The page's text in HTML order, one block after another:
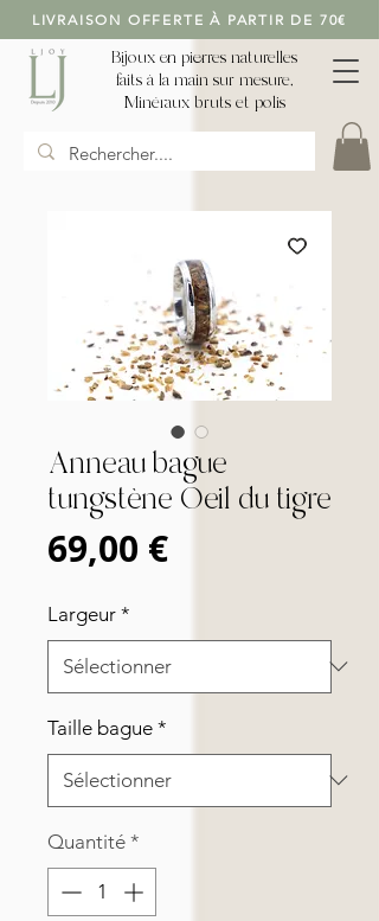
LIVRAISON OFFERTE À PARTIR DE 70€
Bijoux en pierres naturelles
faits à la main sur mesure,
Minéraux bruts et polis
Anneau bague
tungstène Oeil du tigre
69,00 €Prix
Largeur *
Taille bague *
Quantité *